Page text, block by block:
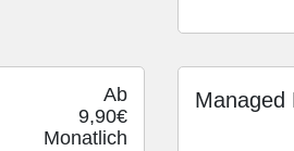
Ab
9,90€
Monatlich
Managed